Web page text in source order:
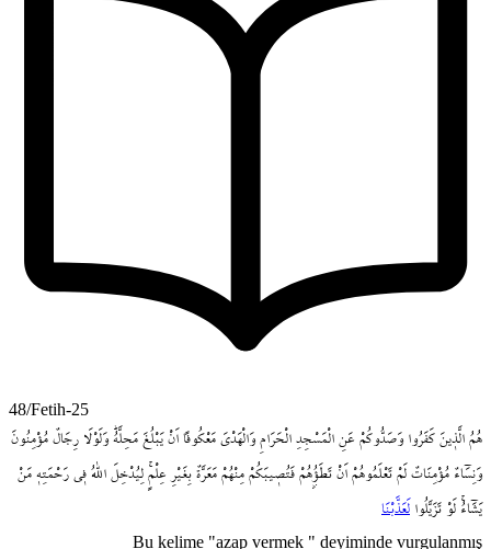
48/Fetih-25
هُمُ الَّذ۪ينَ كَفَرُوا وَصَدُّوكُمْ عَنِ الْمَسْجِدِ الْحَرَامِ وَالْهَدْيَ مَعْكُوفاً اَنْ يَبْلُغَ مَحِلَّهُۜ وَلَوْلَا رِجَالٌ مُؤْمِنُونَ
وَنِسَٓاءٌ مُؤْمِنَاتٌ لَمْ تَعْلَمُوهُمْ اَنْ تَطَؤُ۫هُمْ فَتُص۪يبَكُمْ مِنْهُمْ مَعَرَّةٌ بِغَيْرِ عِلْمٍۚ لِيُدْخِلَ اللّٰهُ ف۪ي رَحْمَتِه۪ مَنْ
يَشَٓاءُۚ لَوْ تَزَيَّلُوا لَعَذَّبْنَا
Bu kelime "azap vermek " deyiminde vurgulanmış